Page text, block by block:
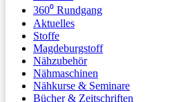
360⁰ Rundgang
Aktuelles
Stoffe
Magdeburgstoff
Nähzubehör
Nähmaschinen
Nähkurse & Seminare
Bücher & Zeitschriften